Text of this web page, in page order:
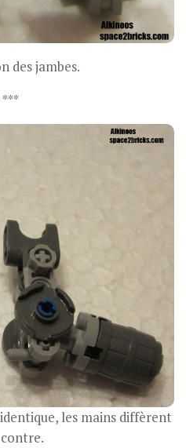
des jambes.
***
les mains diffèrent